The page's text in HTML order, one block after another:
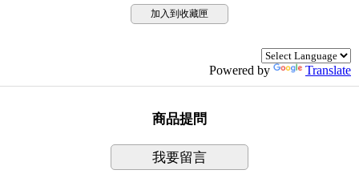
加入到收藏匣
Powered by Translate
商品提問
我要留言